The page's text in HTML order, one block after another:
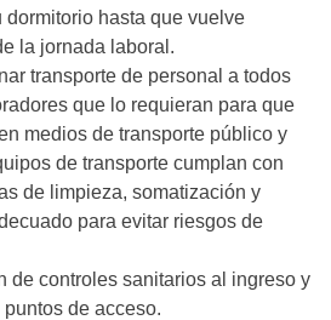
dormitorio hasta que vuelve
la jornada laboral.
transporte de personal a todos
que lo requieran para que
medios de transporte público y
de transporte cumplan con
de limpieza, somatización y
para evitar riesgos de
de controles sanitarios al ingreso y
de acceso.